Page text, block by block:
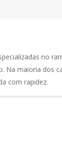
no
Na maioria dos
com rapidez.